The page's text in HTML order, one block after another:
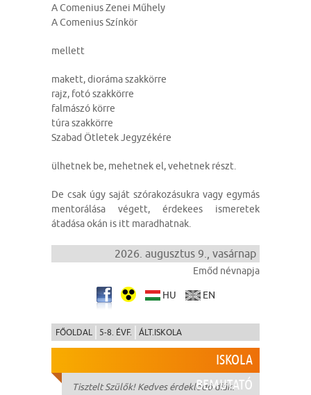
A Comenius Zenei Műhely
A Comenius Színkör
mellett
makett, dioráma szakkörre
rajz, fotó szakkörre
falmászó körre
túra szakkörre
Szabad Ötletek Jegyzékére
ülhetnek be, mehetnek el, vehetnek részt.
De csak úgy saját szórakozásukra vagy egymás
mentorálása végett, érdekees ismeretek
átadása okán is itt maradhatnak.
2026. augusztus 9., vasárnap
Emőd névnapja
HU EN
FŐOLDAL 5-8. ÉVF. ÁLT.ISKOLA
ISKOLA
BEMUTATÓ
Tisztelt Szülők! Kedves érdeklődő diák!